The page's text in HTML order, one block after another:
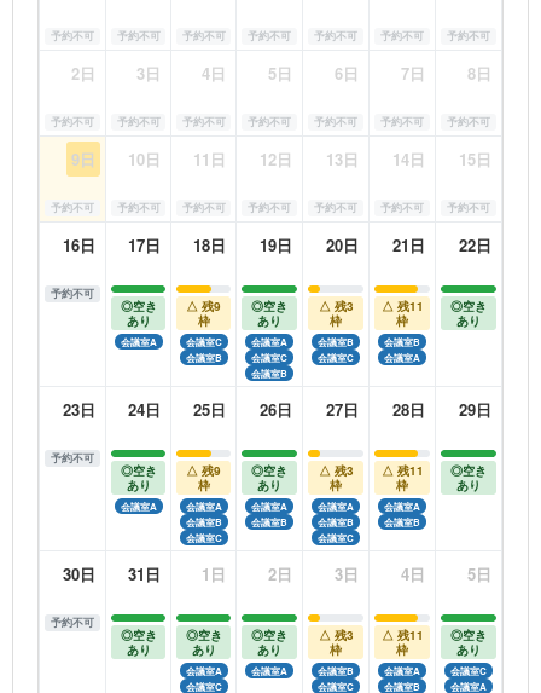
予約不可 予約不可 予約不可 予約不可 予約不可 予約不可 予約不可
2日
予約不可
3日
予約不可
4日
予約不可
5日
予約不可
6日
予約不可
7日
予約不可
8日
予約不可
9日
予約不可
10日
予約不可
11日
予約不可
12日
予約不可
13日
予約不可
14日
予約不可
15日
予約不可
16日
予約不可
17日
◎空き
あり
会議室A
18日
△ 残9
枠
会議室C
会議室B
19日
◎空き
あり
会議室A
会議室C
会議室B
20日
△ 残3
枠
会議室B
会議室C
21日
△ 残11
枠
会議室B
会議室A
22日
◎空き
あり
23日
予約不可
24日
◎空き
あり
会議室A
25日
△ 残9
枠
会議室A
会議室B
会議室C
26日
◎空き
あり
会議室A
会議室B
27日
△ 残3
枠
会議室A
会議室B
会議室C
28日
△ 残11
枠
会議室A
会議室B
29日
◎空き
あり
30日
予約不可
31日
◎空き
あり
1日
◎空き
あり
会議室A
会議室C
2日
◎空き
あり
会議室A
3日
△ 残3
枠
会議室B
会議室C
4日
△ 残11
枠
会議室A
会議室B
5日
◎空き
あり
会議室C
会議室A